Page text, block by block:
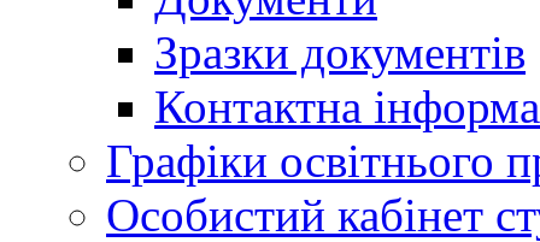
Зразки документів
Контактна
Графіки освітнього
Особистий кабінет